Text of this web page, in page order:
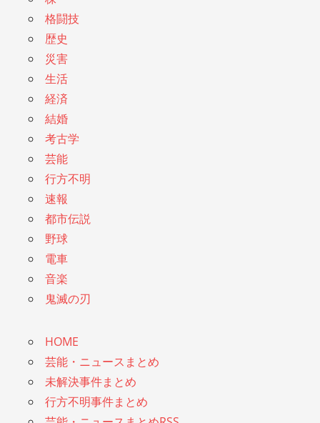
格闘技
歴史
災害
生活
経済
結婚
考古学
芸能
行方不明
速報
都市伝説
野球
電車
音楽
鬼滅の刃
HOME
芸能・ニュースまとめ
未解決事件まとめ
行方不明事件まとめ